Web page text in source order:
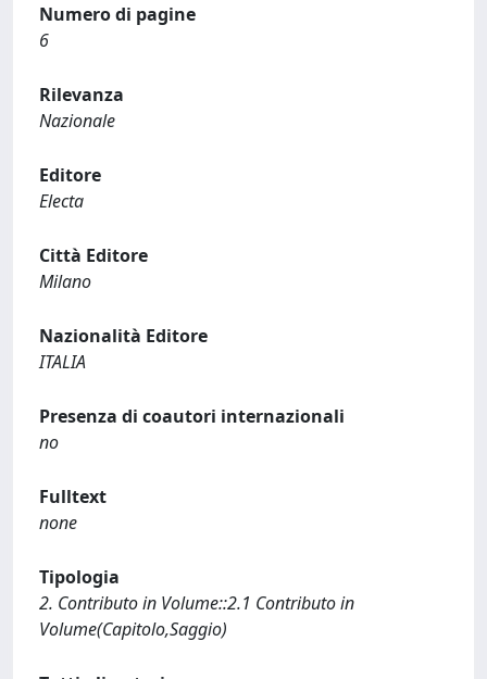
Numero di pagine
6
Rilevanza
Nazionale
Editore
Electa
Città Editore
Milano
Nazionalità Editore
ITALIA
Presenza di coautori internazionali
no
Fulltext
none
Tipologia
2. Contributo in Volume::2.1 Contributo in
Volume(Capitolo,Saggio)